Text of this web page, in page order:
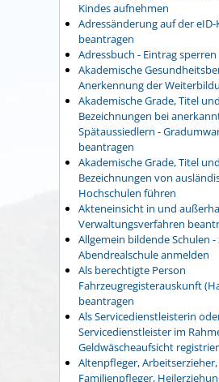
Kindes aufnehmen
Adressänderung auf der eID-
beantragen
Adressbuch - Eintrag sperren
Akademische
Anerkennung der
Akademische Grade, Titel und
Bezeichnungen bei
Spätaussiedlern -
beantragen
Akademische Grade, Titel und
Bezeichnungen von
Hochschulen führen
Akteneinsicht in und
Verwaltungsverfahren
Allgemein bildende Schulen -
Abendrealschule anmelden
Als berechtigte Person
Fahrzeugregisterauskunft
beantragen
Als Servicedienstleisterin
Servicedienstleister im
Geldwäscheaufsicht
Altenpfleger,
Familienpfleger,